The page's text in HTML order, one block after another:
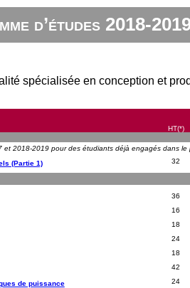
d’études 2018-
spécialisée en conception et
HT(*)
2018-2019 pour des étudiants déjà engagés dans
(Partie 1) 32
36
16
18
24
18
42
de puissance 24